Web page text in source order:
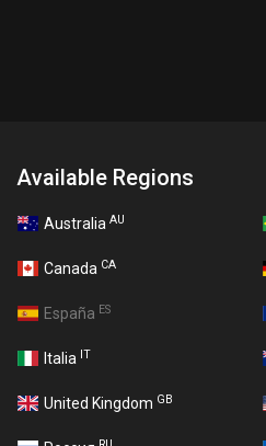
Available Regions
Australia AU
Canada CA
España ES
Italia IT
United Kingdom GB